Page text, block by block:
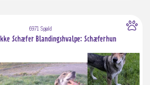
6971 Spjald
Schæfer Blandingshvalpe: Schæferhun